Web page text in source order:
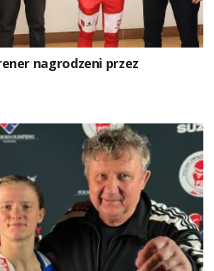
nagrodzeni przez